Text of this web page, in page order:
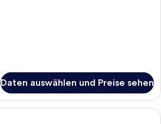
Daten auswählen und Preise sehen